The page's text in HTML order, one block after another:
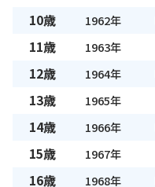
10歳 1962年
11歳 1963年
12歳 1964年
13歳 1965年
14歳 1966年
15歳 1967年
16歳 1968年